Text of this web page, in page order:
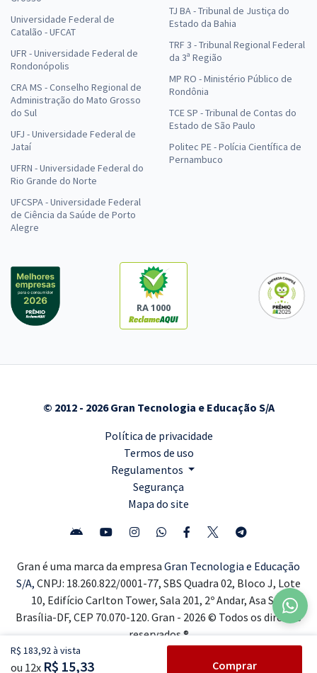
R$ 183,92 à vista
ou 12x R$ 15,33 Comprar
Universidade Federal de
Catalão - UFCAT
UFR - Universidade Federal de
Rondonópolis
CRA MS - Conselho Regional de
Administração do Mato Grosso
do Sul
UFJ - Universidade Federal de
Jataí
UFRN - Universidade Federal do
Rio Grande do Norte
UFCSPA - Universidade Federal
de Ciência da Saúde de Porto
Alegre
TJ BA - Tribunal de Justiça do
Estado da Bahia
TRF 3 - Tribunal Regional Federal
da 3ª Região
MP RO - Ministério Público de
Rondônia
TCE SP - Tribunal de Contas do
Estado de São Paulo
Politec PE - Polícia Científica de
Pernambuco
RA 1000
© 2012 - 2026 Gran Tecnologia e Educação S/A
Política de privacidade
Termos de uso
Regulamentos
Segurança
Mapa do site
Gran é uma marca da empresa Gran Tecnologia e Educação
S/A, CNPJ: 18.260.822/0001-77, SBS Quadra 02, Bloco J, Lote
10, Edifício Carlton Tower, Sala 201, 2º Andar, Asa Sul,
Brasília-DF, CEP 70.070-120. Gran - 2026 © Todos os direitos
reservados ®